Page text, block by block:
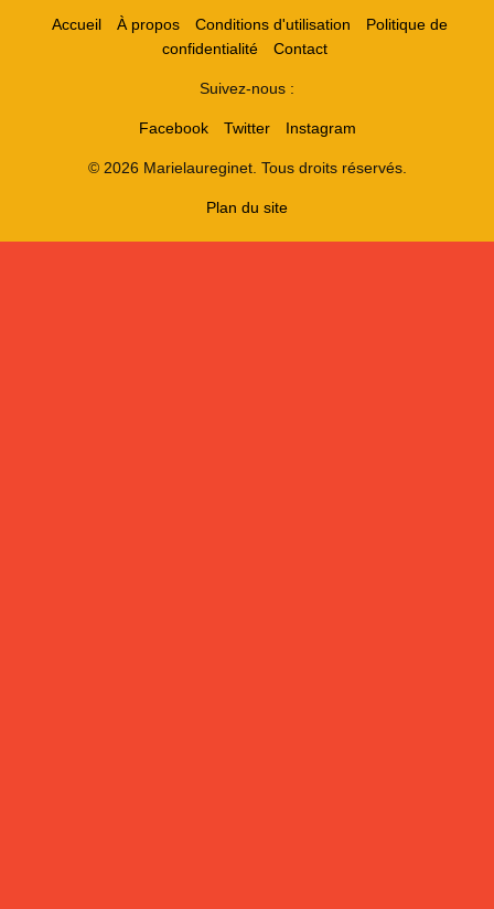
Accueil À propos Conditions d'utilisation
Politique de
confidentialité
Contact
Suivez-nous :
Facebook Twitter Instagram
© 2026 Marielaureginet. Tous droits réservés.
Plan du site